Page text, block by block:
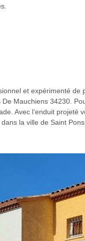
et expérimenté de
Mauchiens 34230.
Avec l’enduit projeté
la ville de Saint